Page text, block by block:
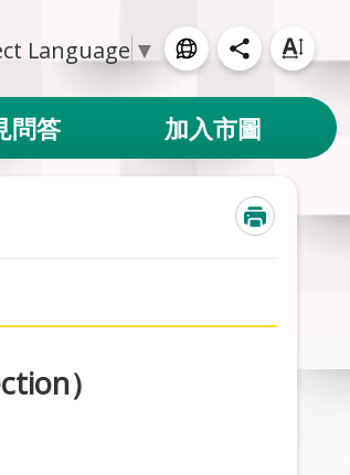
Language ▼
問答 加入市圖
）